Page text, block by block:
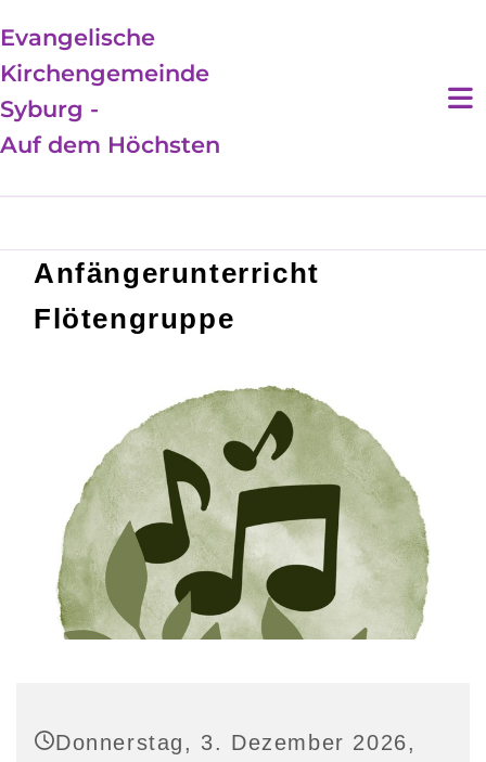
Evangelische
Kirchengemeinde
Syburg -
Auf dem Höchsten
Anfängerunterricht
Flötengruppe
Donnerstag, 3. Dezember 2026,